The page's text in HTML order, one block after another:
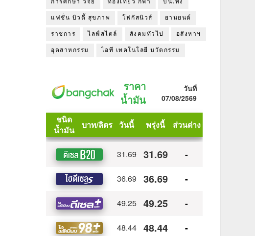
การศึกษา วิจัย ท่องเที่ยว กีฬา บันเทิง
แฟชั่น บิวตี้ สุขภาพ โฟกัสนิวส์ ยานยนต์
ราชการ ไลฟ์สไตล์ สังคมทั่วไป อสังหาฯ
อุตสาหกรรม ไอที เทคโนโลยี นวัตกรรม